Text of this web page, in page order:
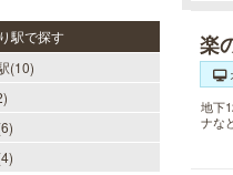
駅で探す
(10)
楽
地下
ナな